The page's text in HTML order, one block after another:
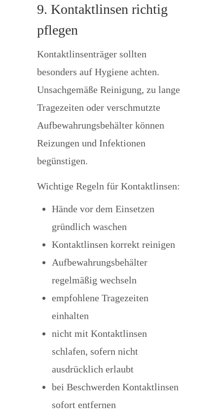
9. Kontaktlinsen richtig
pflegen
Kontaktlinsenträger sollten
besonders auf Hygiene achten.
Unsachgemäße Reinigung, zu lange
Tragezeiten oder verschmutzte
Aufbewahrungsbehälter können
Reizungen und Infektionen
begünstigen.
Wichtige Regeln für Kontaktlinsen:
Hände vor dem Einsetzen
gründlich waschen
Kontaktlinsen korrekt reinigen
Aufbewahrungsbehälter
regelmäßig wechseln
empfohlene Tragezeiten
einhalten
nicht mit Kontaktlinsen
schlafen, sofern nicht
ausdrücklich erlaubt
bei Beschwerden Kontaktlinsen
sofort entfernen